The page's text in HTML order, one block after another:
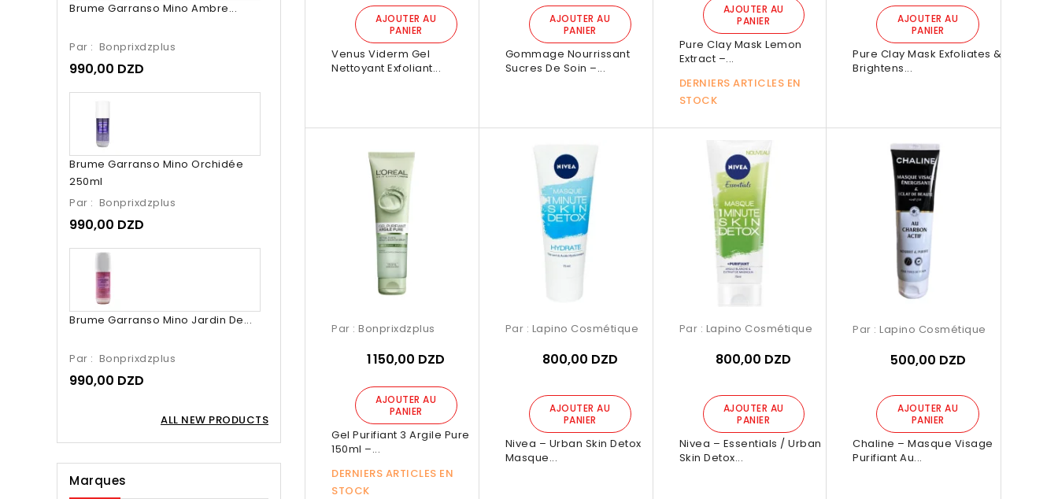
Brume Garranso Mino Ambre...
Par : Bonprixdzplus
990,00 DZD
Brume Garranso Mino Orchidée
250ml
Par : Bonprixdzplus
990,00 DZD
Brume Garranso Mino Jardin De...
Par : Bonprixdzplus
990,00 DZD
ALL NEW PRODUCTS
Marques
Venus Viderm Gel
Nettoyant Exfoliant...
AJOUTER AU
PANIER
Gommage Nourrissant
Sucres De Soin –...
AJOUTER AU
PANIER
Pure Clay Mask Lemon
Extract –...
DERNIERS ARTICLES EN
STOCK
AJOUTER AU
PANIER
Pure Clay Mask Exfoliates &
Brightens...
AJOUTER AU
PANIER
Gel Purifiant 3 Argile Pure
150ml –...
DERNIERS ARTICLES EN
STOCK
Par : Bonprixdzplus
1 150,00 DZD
AJOUTER AU
PANIER
Nivea – Urban Skin Detox
Masque...
Par : Lapino Cosmétique
800,00 DZD
AJOUTER AU
PANIER
Nivea – Essentials / Urban
Skin Detox...
Par : Lapino Cosmétique
800,00 DZD
AJOUTER AU
PANIER
Chaline – Masque Visage
Purifiant Au...
Par :Lapino Cosmétique
500,00 DZD
AJOUTER AU
PANIER